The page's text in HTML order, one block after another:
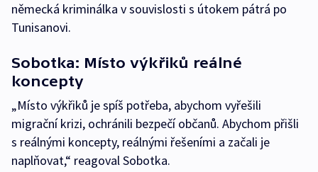
německá kriminálka v souvislosti s útokem pátrá po
Tunisanovi.
Sobotka: Místo výkřiků reálné
koncepty
„Místo výkřiků je spíš potřeba, abychom vyřešili
migrační krizi, ochránili bezpečí občanů. Abychom přišli
s reálnými koncepty, reálnými řešeními a začali je
naplňovat,“ reagoval Sobotka.